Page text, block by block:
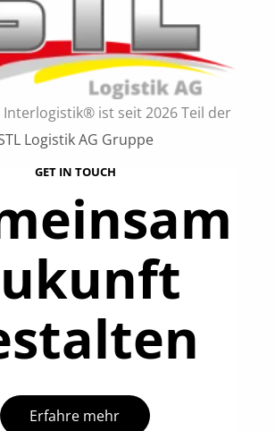
Interlogistik® ist seit 2026 Teil der
Logistik AG Gruppe
GET IN TOUCH
Erfahre mehr